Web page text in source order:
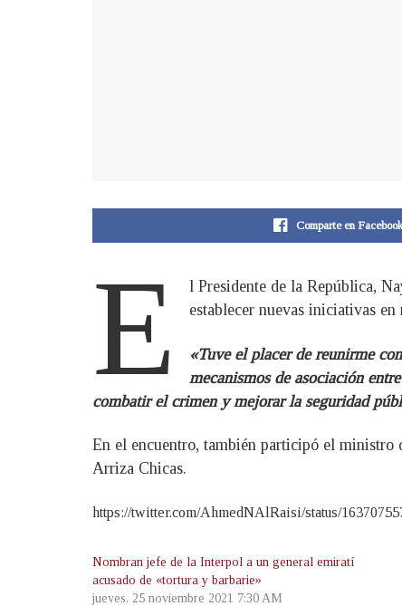
Comparte en Facebook
E
l Presidente de la República,
establecer nuevas iniciativas
«Tuve el placer de reunirme
mecanismos de asociación
combatir el crimen y mejorar la seguridad
En el encuentro, también participó el
Arriza Chicas.
https://twitter.com/AhmedNAlRaisi/status/
Nombran jefe de la Interpol a un general emiratí
acusado de «tortura y barbarie»
jueves, 25 noviembre 2021 7:30 AM